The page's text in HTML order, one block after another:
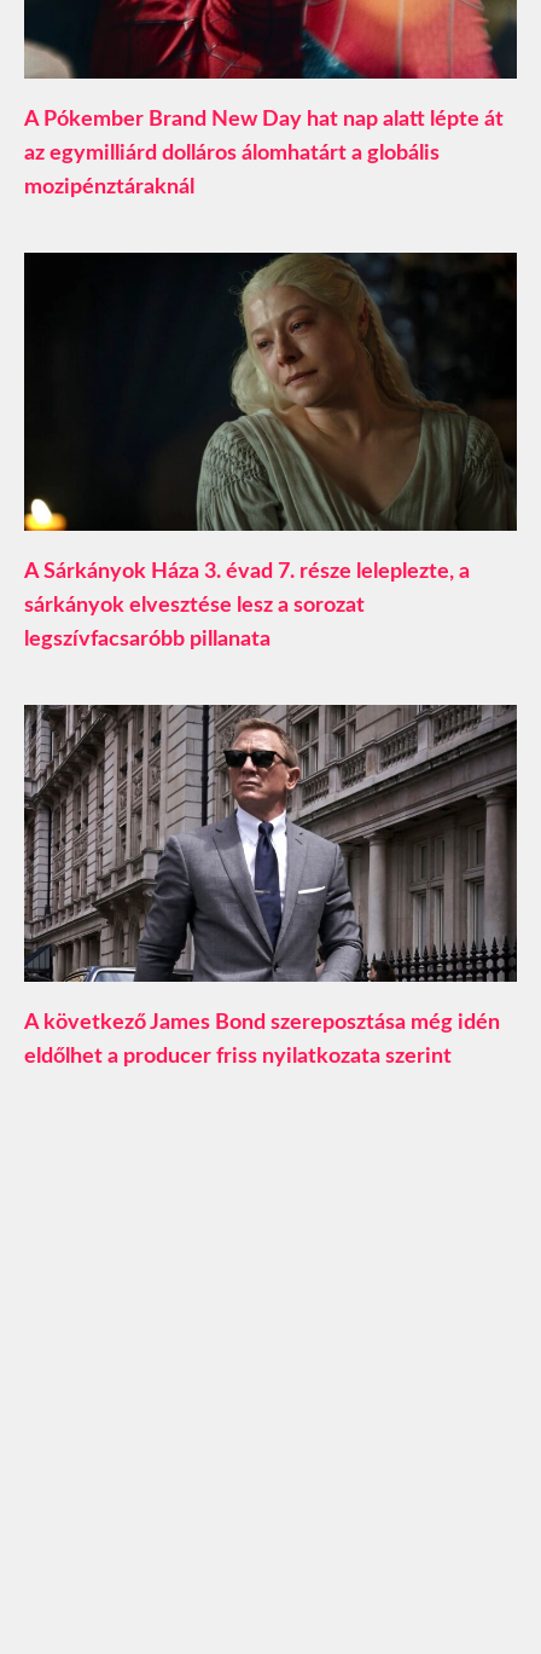
A Pókember Brand New Day hat nap alatt lépte át
az egymilliárd dolláros álomhatárt a globális
mozipénztáraknál
A Sárkányok Háza 3. évad 7. része leleplezte, a
sárkányok elvesztése lesz a sorozat
legszívfacsaróbb pillanata
A következő James Bond szereposztása még idén
eldőlhet a producer friss nyilatkozata szerint